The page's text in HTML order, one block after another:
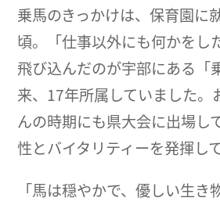
乗馬のきっかけは、保育園に
頃。「仕事以外にも何かをし
飛び込んだのが宇部にある「
来、17年所属していました。
んの時期にも県大会に出場し
性とバイタリティーを発揮し
「馬は穏やかで、優しい生